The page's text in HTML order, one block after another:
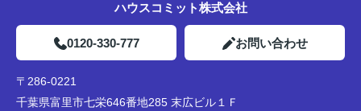
ハウスコミット株式会社
0120-330-777 お問い合わせ
〒286-0221
千葉県富里市七栄646番地285 末広ビル１Ｆ